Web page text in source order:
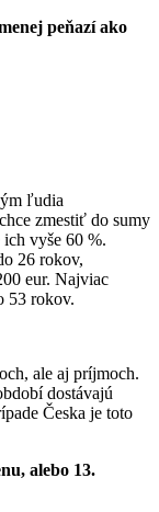
peňazí ako
ľudia
zmestiť do sumy
vyše 60 %.
26 rokov,
eur. Najviac
53 rokov.
ale aj príjmoch.
dostávajú
Česka je toto
alebo 13.